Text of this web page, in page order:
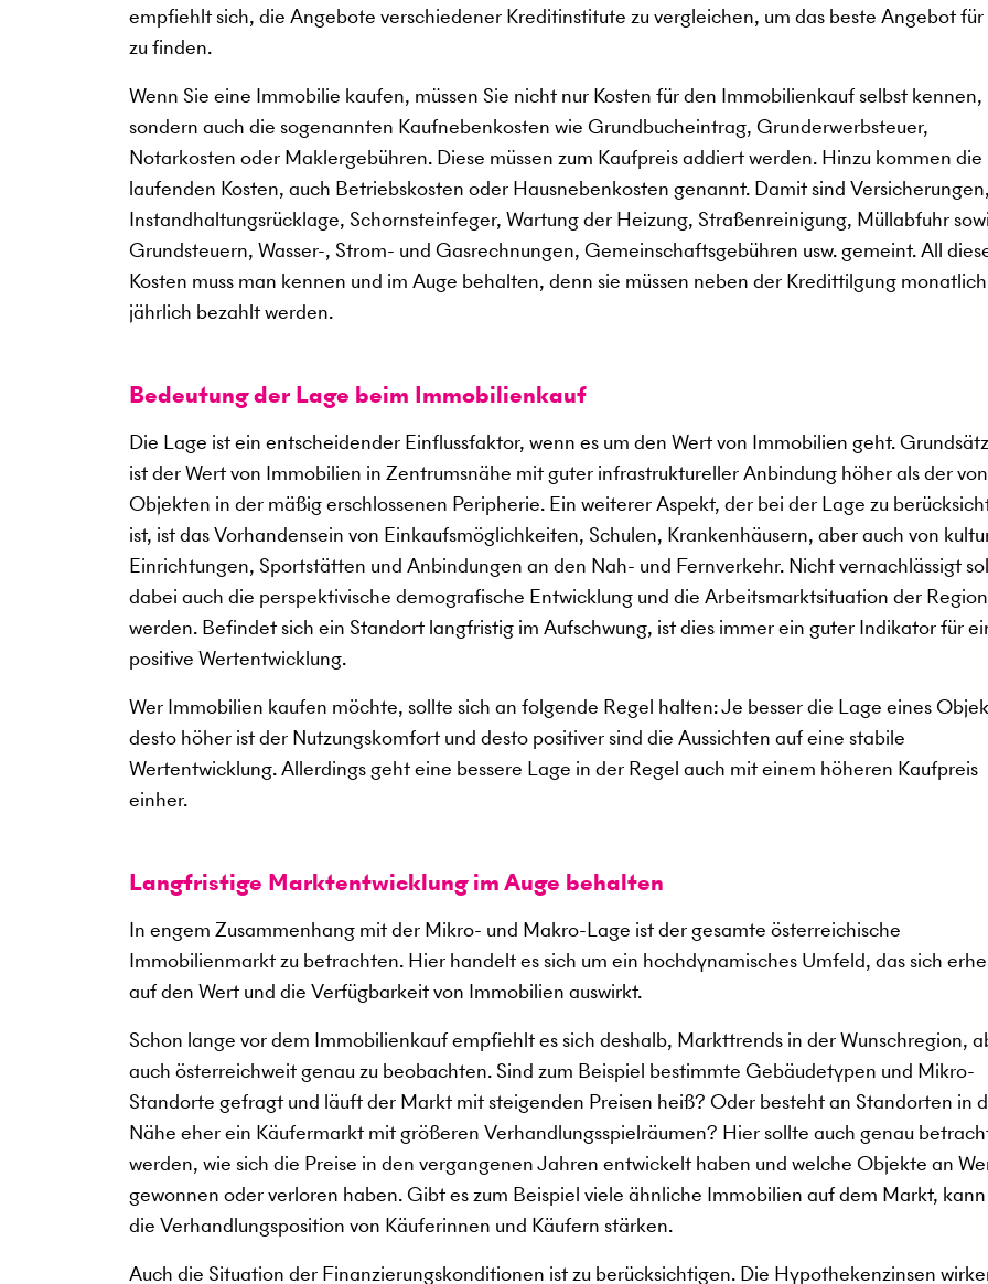
empfiehlt sich, die Angebote verschiedener Kreditinstitute zu vergleichen, um das beste Angebot für
zu finden.
Wenn Sie eine Immobilie kaufen, müssen Sie nicht nur Kosten für den Immobilienkauf selbst kennen,
sondern auch die sogenannten Kaufnebenkosten wie Grundbucheintrag, Grunderwerbsteuer,
Notarkosten oder Maklergebühren. Diese müssen zum Kaufpreis addiert werden. Hinzu kommen die
laufenden Kosten, auch Betriebskosten oder Hausnebenkosten genannt. Damit sind
Instandhaltungsrücklage, Schornsteinfeger, Wartung der Heizung, Straßenreinigung, Müllabfuhr
Grundsteuern, Wasser-, Strom- und Gasrechnungen, Gemeinschaftsgebühren usw. gemeint. All
Kosten muss man kennen und im Auge behalten, denn sie müssen neben der Kredittilgung
jährlich bezahlt werden.
Bedeutung der Lage beim Immobilienkauf
Die Lage ist ein entscheidender Einflussfaktor, wenn es um den Wert von Immobilien geht.
ist der Wert von Immobilien in Zentrumsnähe mit guter infrastruktureller Anbindung höher als der von
Objekten in der mäßig erschlossenen Peripherie. Ein weiterer Aspekt, der bei der Lage zu
ist, ist das Vorhandensein von Einkaufsmöglichkeiten, Schulen, Krankenhäusern, aber auch von
Einrichtungen, Sportstätten und Anbindungen an den Nah- und Fernverkehr. Nicht vernachlässigt
dabei auch die perspektivische demografische Entwicklung und die Arbeitsmarktsituation der Region
werden. Befindet sich ein Standort langfristig im Aufschwung, ist dies immer ein guter Indikator für
positive Wertentwicklung.
Wer Immobilien kaufen möchte, sollte sich an folgende Regel halten: Je besser die Lage eines
desto höher ist der Nutzungskomfort und desto positiver sind die Aussichten auf eine stabile
Wertentwicklung. Allerdings geht eine bessere Lage in der Regel auch mit einem höheren Kaufpreis
einher.
Langfristige Marktentwicklung im Auge behalten
In engem Zusammenhang mit der Mikro- und Makro-Lage ist der gesamte österreichische
Immobilienmarkt zu betrachten. Hier handelt es sich um ein hochdynamisches Umfeld, das sich
auf den Wert und die Verfügbarkeit von Immobilien auswirkt.
Schon lange vor dem Immobilienkauf empfiehlt es sich deshalb, Markttrends in der Wunschregion,
auch österreichweit genau zu beobachten. Sind zum Beispiel bestimmte Gebäudetypen und Mikro-
Standorte gefragt und läuft der Markt mit steigenden Preisen heiß? Oder besteht an Standorten in
Nähe eher ein Käufermarkt mit größeren Verhandlungsspielräumen? Hier sollte auch genau
werden, wie sich die Preise in den vergangenen Jahren entwickelt haben und welche Objekte an
gewonnen oder verloren haben. Gibt es zum Beispiel viele ähnliche Immobilien auf dem Markt,
die Verhandlungsposition von Käuferinnen und Käufern stärken.
Auch die Situation der Finanzierungskonditionen ist zu berücksichtigen. Die Hypothekenzinsen